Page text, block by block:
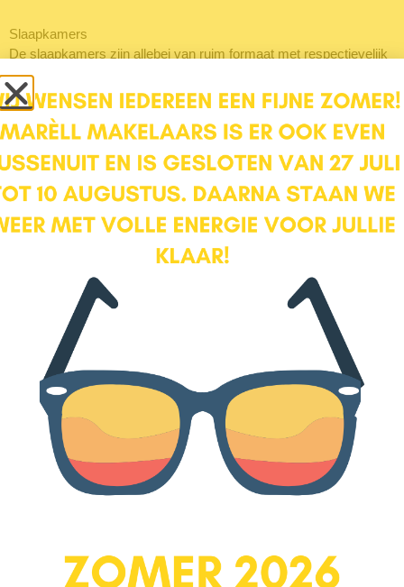
Slaapkamers
De slaapkamers zijn allebei van ruim formaat met respectievelijk
ca. 15 en 10 m2. De grootste slaapkamer ligt aan de achterzijde
van de woning en de andere kamer aan de voorzijde. In beide
kamers is volop ruimte voor kasten. Via de dakramen komt volop
licht naar binnen.
Het appartement beschikt over veel bergruimte. Zo heb je over
het gehele appartement een grote vliering, toegankelijk via een
ca. 6 m2 in de onderbouw van het complex voor bijvoorbeeld het
stallen van je fietsen.
Huzarenstraat 14 ligt op een steenworp afstand van de
binnenstad van Amersfoort, in de wijk Randenbroek. Een rustige,
groene wijk, maar toch dicht bij de binnenstad en voorzieningen.
Zo geniet je van beide werelden! Met 10 minuutjes fietsen ben je
op centraal station en voor een fijne wandeling of hardloopronde
kun je terecht in het groene park Randenbroek. Met een paar
minuten ben je overigens op de uitvalswegen A1 en A28.
– Rustige ligging in groene omgeving
– Balkon met vrije ligging, uitkijkend over water